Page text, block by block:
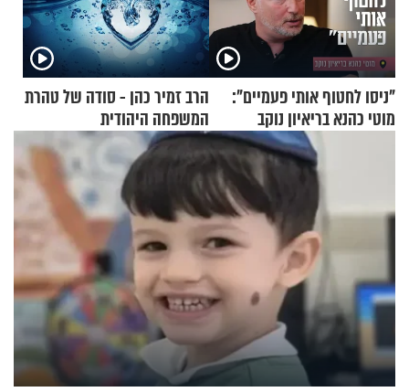
"ניסו לחטוף אותי פעמיים":
מוטי כהנא בריאיון נוקב
הרב זמיר כהן - סודה של טהרת
המשפחה היהודית